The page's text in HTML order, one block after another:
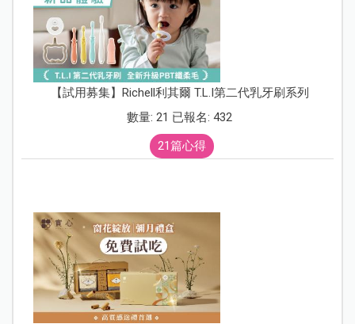
【試用募集】Richell利其爾 T.L.I第二代乳牙刷系列
數量: 21 已報名: 432
21篇心得